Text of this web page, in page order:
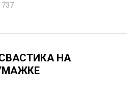
СВАСТИКА НА